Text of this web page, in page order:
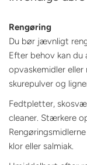
Rengøring
Du bør jævnligt
Efter behov kan du
opvaskemidler
skurepulver og
Fedtpletter,
cleaner. Stærkere
klor eller salmiak.